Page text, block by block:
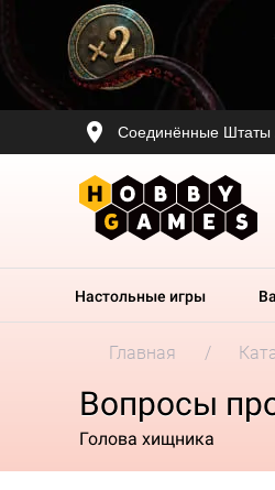
Соединённые Штаты
Настольные игры
Главная
Вопросы
Голова хищника